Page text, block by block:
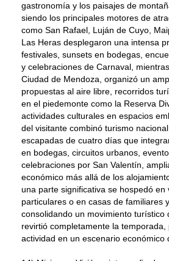
gastronomía y los paisajes de
siendo los principales motores de
como San Rafael, Luján de Cuyo,
Las Heras desplegaron una intensa
festivales, sunsets en bodegas,
y celebraciones de Carnaval,
Ciudad de Mendoza, organizó un
propuestas al aire libre, recorridos
en el piedemonte como la Reserva
actividades culturales en espacios
del visitante combinó turismo
escapadas de cuatro días que
en bodegas, circuitos urbanos,
celebraciones por San Valentín,
económico más allá de los
una parte significativa se hospedó en
particulares o en casas de familiares
consolidando un movimiento turístico
revirtió completamente la
actividad en un escenario económico